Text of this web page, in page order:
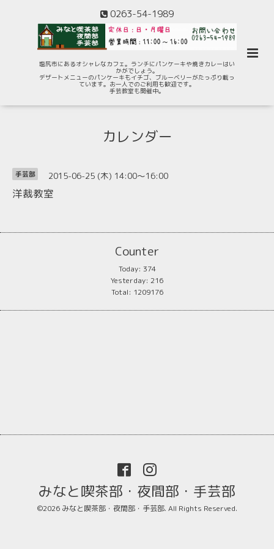
0263-54-1989
塩尻市にあるオシャレなカフェ。ランチにパンケーキや焼きカレーはい
かがでしょう。
デザートメニューのパンケーキもイチゴ、ブルーベリーがたっぷり載っ
ています。お一人でのご利用も歓迎です。
手芸教室も開催中。
カレンダー
手芸部 2015-06-25 (木) 14:00～16:00
洋裁教室
Counter
Today: 374
Yesterday: 216
Total: 1209176
みなと喫茶部・夜間部・手芸部
©2026 みなと喫茶部・夜間部・手芸部. All Rights Reserved.